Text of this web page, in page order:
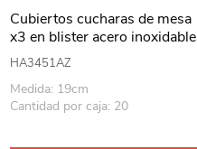
Cubiertos cucharas de mesa
x3 en blister acero inoxidable
AZUL, PIEMONTE
MARTINAZZO
HA3451AZ
Medida: 19cm
Cantidad por caja: 20